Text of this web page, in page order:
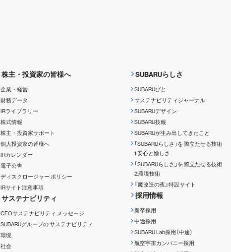
株主・投資家の皆様へ
企業・経営
財務データ
IRライブラリー
株式情報
株主・投資家サポート
個人投資家の皆様へ
IRカレンダー
電子公告
ディスクロージャーポリシー
IRサイト注意事項
サステナビリティ
CEOサステナビリティ メッセージ
SUBARUグループのサステナビリティ
環境
社会
SUBARUらしさ
SUBARUびと
サステナビリティジャーナル
SUBARUデザイン
SUBARU技報
SUBARUが生み出してきたこと
「SUBARUらしさ」を 際立たせる技術
1.安心と愉しさ
「SUBARUらしさ」を 際立たせる技術
2.環境技術
『魔改造の夜』特設サイト
採用情報
新卒採用
中途採用
SUBARU Lab採用（中途）
航空宇宙カンパニー採用